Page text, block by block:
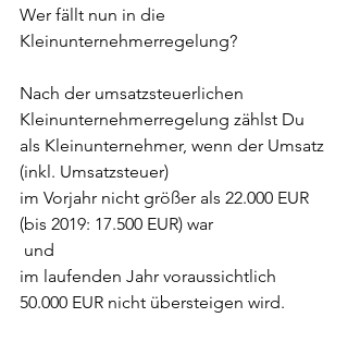
Wer fällt nun in die
Kleinunternehmerregelung?
Nach der umsatzsteuerlichen
Kleinunternehmerregelung zählst Du
als Kleinunternehmer, wenn der Umsatz
(inkl. Umsatzsteuer)
im Vorjahr nicht größer als 22.000 EUR
(bis 2019: 17.500 EUR) war
und
im laufenden Jahr voraussichtlich
50.000 EUR nicht übersteigen wird.